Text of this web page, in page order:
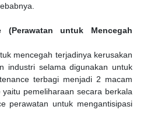
(Perawatan untuk Mencegah
mencegah terjadinya kerusakan
industri selama digunakan untuk
terbagi menjadi 2 macam
pemeliharaan secara berkala
perawatan untuk mengantisipasi